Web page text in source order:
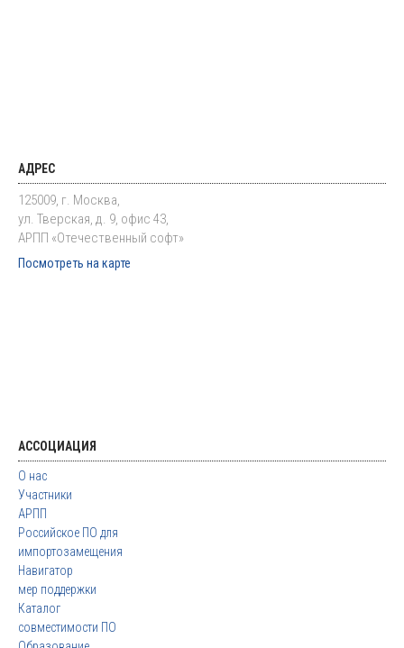
АДРЕС
125009, г. Москва,
ул. Тверская, д. 9, офис 43,
АРПП «Отечественный софт»
Посмотреть на карте
АССОЦИАЦИЯ
О нас
Участники
АРПП
Российское ПО для
импортозамещения
Навигатор
мер поддержки
Каталог
совместимости ПО